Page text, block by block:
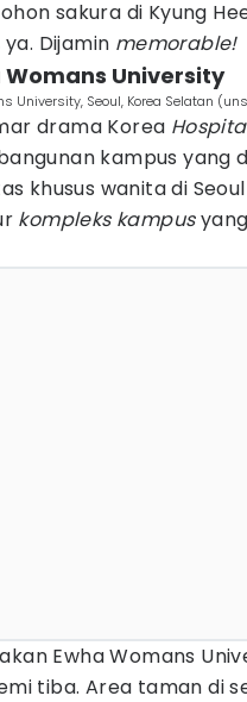
sakura di Kyung
Dijamin memorable!
Womans University
University, Seoul, Korea Selatan
drama Korea
kampus yang
khusus wanita di
kompleks kampus
Ewha Womans
tiba. Area taman di